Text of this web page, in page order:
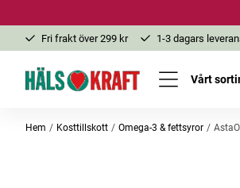
Fri frakt över 299 kr 1-3 dagars
Vårt
Hem Kosttillskott Omega-3 & fettsyror